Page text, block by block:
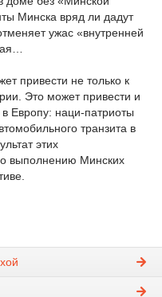
Минска вряд ли дадут
ужас «внутренней
привести не только к
Это может привести и
Европу: наци-патриоты
транзита в
этих
выполнению Минских